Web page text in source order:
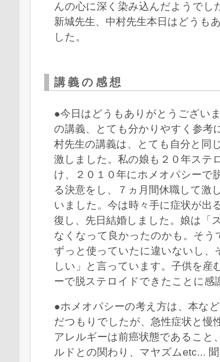
んの心に深く染み込んだようでし
新城先生、中村先生本日はどうも
した。
講義の感想
●今日はどうもありがとうござい
の講義、とても分かりやすく参考
村先生の講義は、とても自分と同
激しました。私の娘も２０年ステ
け、２０１０年にホメオパシーで
る決意をし、７ヵ月間休職して激
いました。今は時々手に症状が出
復し、先日結婚しました。娘は「
なくなって良かったのかも。そう
ずっと使っていたに違いないし、
しい」と言っています。子供を産
ーで脱ステロイドできたことに感
●ホメオパシーの考え方は、本な
だつもりでしたが、急性症状と慢
アレルギーは前癌状態であること
ルドとの関わり、マヤズムetc...